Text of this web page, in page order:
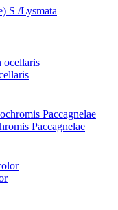
S /Lysmata
Paccagnelae